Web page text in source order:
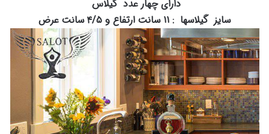
دارای چهار عدد گیلاس
سایز گیلاسها : ۱۱ سانت ارتفاع و ۴/۵ سانت عرض